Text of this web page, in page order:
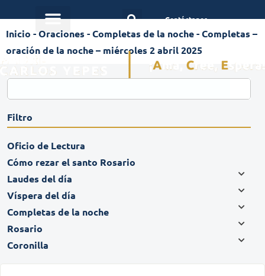
Contáctanos
Inicio -Oraciones -Completas de la noche-Completas –
oración de la noche – miércoles 2 abril 2025
Filtro
Oficio de Lectura
Cómo rezar el santo Rosario
Laudes del día
Víspera del día
Completas de la noche
Rosario
Coronilla